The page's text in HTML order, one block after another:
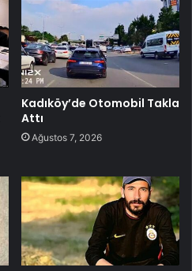
Kadıköy’de Otomobil Takla
Attı
Ağustos 7, 2026